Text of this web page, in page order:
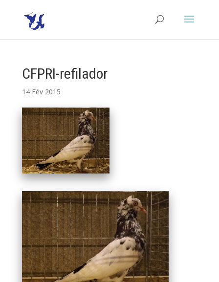
CFPRI-refilador
14 Fév 2015